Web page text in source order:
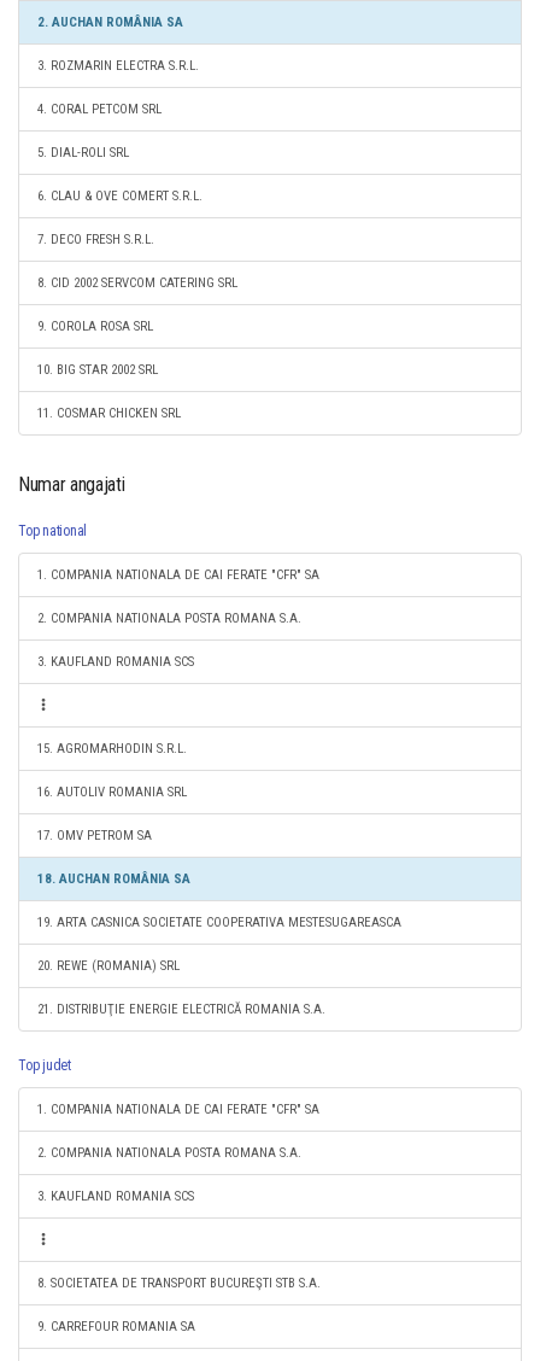
2. AUCHAN ROMÂNIA SA
3. ROZMARIN ELECTRA S.R.L.
4. CORAL PETCOM SRL
5. DIAL-ROLI SRL
6. CLAU & OVE COMERT S.R.L.
7. DECO FRESH S.R.L.
8. CID 2002 SERVCOM CATERING SRL
9. COROLA ROSA SRL
10. BIG STAR 2002 SRL
11. COSMAR CHICKEN SRL
Numar angajati
Top national
1. COMPANIA NATIONALA DE CAI FERATE "CFR" SA
2. COMPANIA NATIONALA POSTA ROMANA S.A.
3. KAUFLAND ROMANIA SCS
15. AGROMARHODIN S.R.L.
16. AUTOLIV ROMANIA SRL
17. OMV PETROM SA
18. AUCHAN ROMÂNIA SA
19. ARTA CASNICA SOCIETATE COOPERATIVA MESTESUGAREASCA
20. REWE (ROMANIA) SRL
21. DISTRIBUŢIE ENERGIE ELECTRICĂ ROMANIA S.A.
Top judet
1. COMPANIA NATIONALA DE CAI FERATE "CFR" SA
2. COMPANIA NATIONALA POSTA ROMANA S.A.
3. KAUFLAND ROMANIA SCS
8. SOCIETATEA DE TRANSPORT BUCUREŞTI STB S.A.
9. CARREFOUR ROMANIA SA